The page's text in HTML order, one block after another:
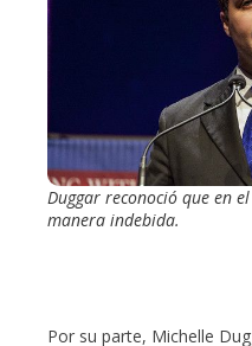
Duggar reconoció que en
manera indebida.
Por su parte, Michelle